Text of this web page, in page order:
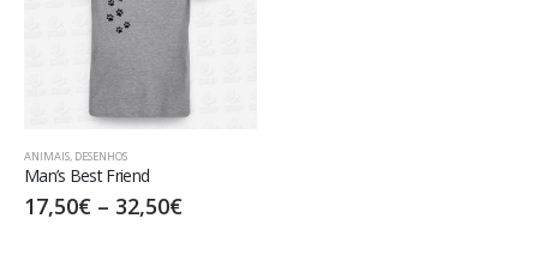
ANIMAIS, DESENHOS
Man’s Best Friend
17,50€ – 32,50€